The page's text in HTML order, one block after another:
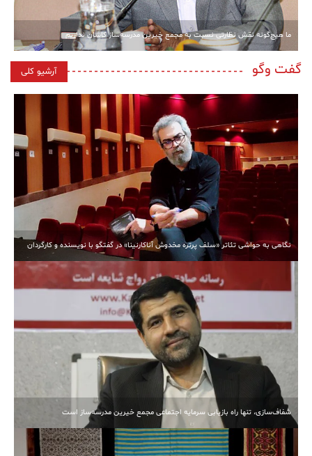
ما هیچ‌گونه نقش نظارتی نسبت به مجمع خیرین مدرسه‌ساز کاشان نداریم
گفت وگو آرشیو کلی
نگاهی به حواشی تئاتر «سلف پرتره مخدوش آناکارنینا» در گفتگو با نویسنده و کارگردان
شفاف‌سازی، تنها راه بازیابی سرمایه اجتماعی مجمع خیرین مدرسه‌ساز است